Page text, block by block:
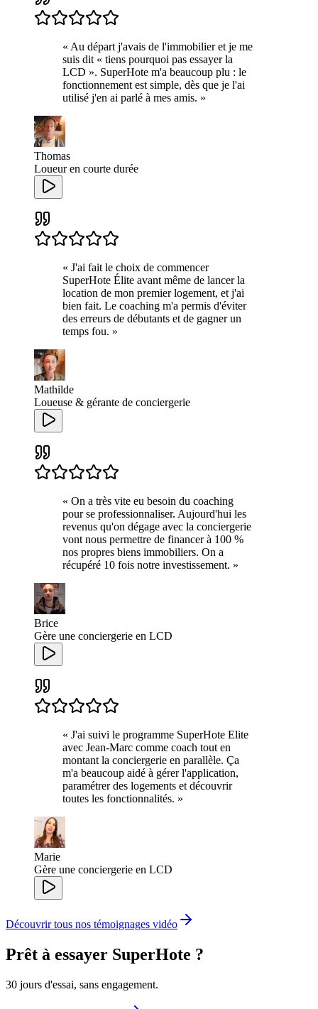
« Au départ j'avais de l'immobilier et je me
suis dit « tiens pourquoi pas essayer la
LCD ». SuperHote m'a beaucoup plu : le
fonctionnement est simple, dès que je l'ai
utilisé j'en ai parlé à mes amis. »
Thomas
Loueur en courte durée
« J'ai fait le choix de commencer
SuperHote Élite avant même de lancer la
location de mon premier logement, et j'ai
bien fait. Le coaching m'a permis d'éviter
des erreurs de débutants et de gagner un
temps fou. »
Mathilde
Loueuse & gérante de conciergerie
« On a très vite eu besoin du coaching
pour se professionnaliser. Aujourd'hui les
revenus qu'on dégage avec la conciergerie
vont nous permettre de financer à 100 %
nos propres biens immobiliers. On a
récupéré 10 fois notre investissement. »
Brice
Gère une conciergerie en LCD
« J'ai suivi le programme SuperHote Elite
avec Jean-Marc comme coach tout en
montant la conciergerie en parallèle. Ça
m'a beaucoup aidé à gérer l'application,
paramétrer des logements et découvrir
toutes les fonctionnalités. »
Marie
Gère une conciergerie en LCD
Découvrir tous nos témoignages vidéo
Prêt à essayer SuperHote ?
30 jours d'essai, sans engagement.